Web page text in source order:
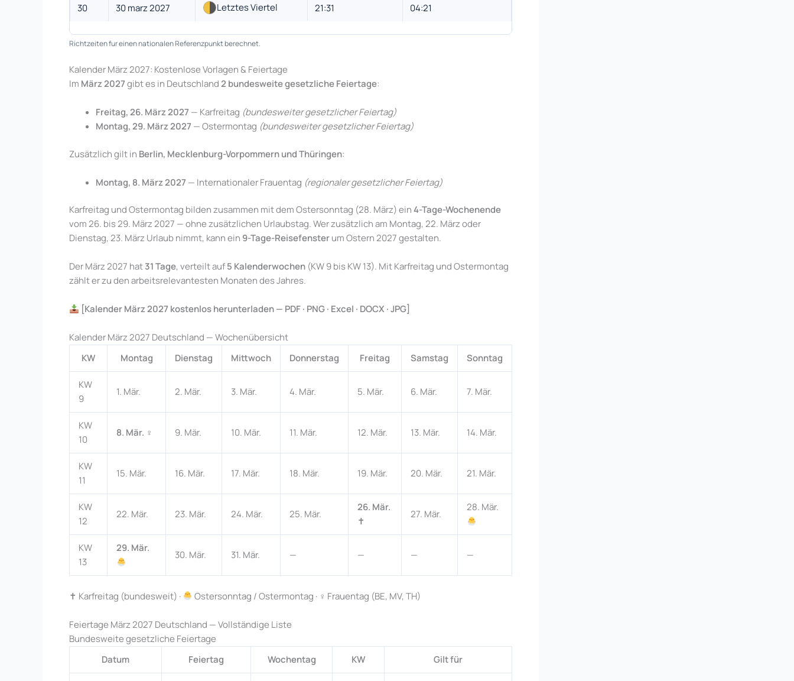
30 30 marz 2027 Letztes Viertel 21:31 04:21
Richtzeiten fur einen nationalen Referenzpunkt berechnet.
Kalender März 2027: Kostenlose Vorlagen & Feiertage
Im März 2027gibt es in Deutschland2 bundesweite gesetzliche Feiertage:
Freitag, 26. März 2027 — Karfreitag (bundesweiter gesetzlicher Feiertag)
Montag, 29. März 2027 — Ostermontag (bundesweiter gesetzlicher Feiertag)
Zusätzlich gilt in Berlin, Mecklenburg-Vorpommern und Thüringen:
Montag, 8. März 2027 — Internationaler Frauentag (regionaler gesetzlicher Feiertag)
Karfreitag und Ostermontag bilden zusammen mit dem Ostersonntag (28. März) ein4-Tage-Wochenende
vom 26. bis 29. März 2027 — ohne zusätzlichen Urlaubstag. Wer zusätzlich am Montag, 22. März oder
Dienstag, 23. März Urlaub nimmt, kann ein 9-Tage-Reisefensterum Ostern 2027 gestalten.
Der März 2027 hat31 Tage, verteilt auf5 Kalenderwochen (KW 9 bis KW 13). Mit Karfreitag und Ostermontag
zählt er zu den arbeitsrelevantesten Monaten des Jahres.
[Kalender März 2027 kostenlos herunterladen — PDF · PNG · Excel · DOCX · JPG]
Kalender März 2027 Deutschland — Wochenübersicht
KW
Montag Dienstag Mittwoch Donnerstag Freitag Samstag Sonntag
KW
9
1. Mär. 2. Mär. 3. Mär. 4. Mär. 5. Mär. 6. Mär. 7. Mär.
KW
10
8. Mär. ♀ 9. Mär. 10. Mär. 11. Mär. 12. Mär. 13. Mär. 14. Mär.
KW
11
15. Mär. 16. Mär. 17. Mär. 18. Mär. 19. Mär. 20. Mär. 21. Mär.
KW
12
22. Mär. 23. Mär. 24. Mär. 25. Mär.
26. Mär.
✝
27. Mär.
28. Mär.
KW
13
29. Mär.
30. Mär. 31. Mär. — — — —
✝ Karfreitag (bundesweit) · Ostersonntag / Ostermontag · ♀ Frauentag (BE, MV, TH)
Feiertage März 2027 Deutschland — Vollständige Liste
Bundesweite gesetzliche Feiertage
Datum
Feiertag Wochentag KW Gilt für